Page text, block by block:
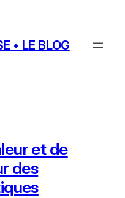
• LE BLOG
et de
des